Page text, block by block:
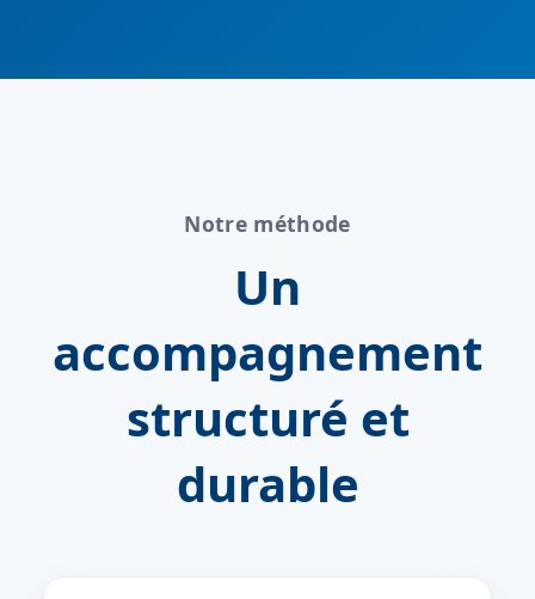
Notre méthode
Un
accompagnement
structuré et
durable